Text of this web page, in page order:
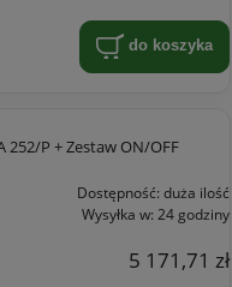
do koszyka
252/P + Zestaw ON/OFF
Dostępność: duża ilość
Wysyłka w: 24 godziny
5 171,71 zł